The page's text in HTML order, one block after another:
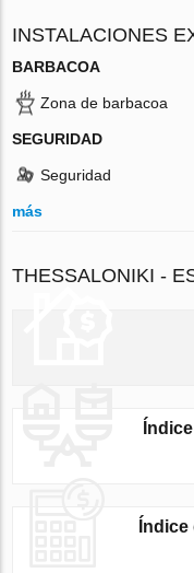
INSTALACIONES
BARBACOA
Zona de barbacoa
SEGURIDAD
Seguridad
más
THESSALONIKI -